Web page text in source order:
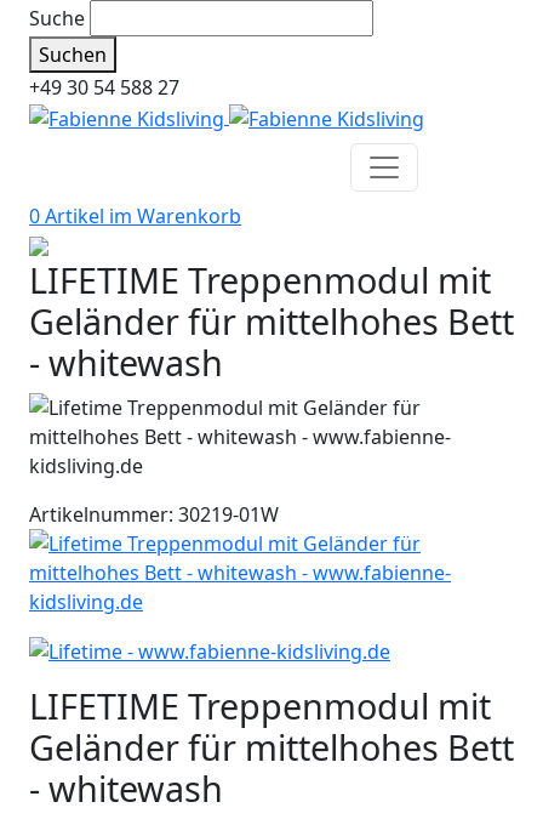
Suche
Suchen
+49 30 54 588 27
0 Artikel im Warenkorb
LIFETIME Treppenmodul mit
Geländer für mittelhohes Bett
- whitewash
Artikelnummer: 30219-01W
LIFETIME Treppenmodul mit
Geländer für mittelhohes Bett
- whitewash